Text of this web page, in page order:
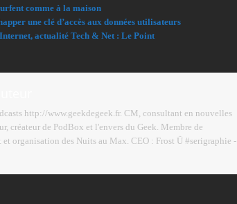
comme à la maison
une clé d’accès aux données utilisateurs
actualité Tech & Net : Le Point
http://www.geekdegeek.fr. CM, consultant en nouvelles
créateur de PodBox et l'envers du Geek. Membre de
et organisation des Nuits au Max. CEO : Frost Ü #serigraphie -